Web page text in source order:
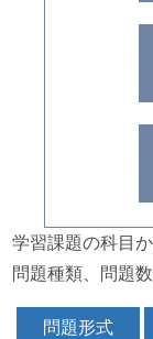
学習課題の科目
問題種類、問題
問題形式